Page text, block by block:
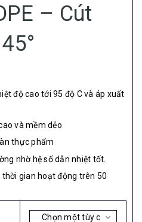
– Cút
độ cao tới 95 độ C và áp xuất
và mềm dẻo
thực phẩm
nhờ hệ số dẫn nhiệt tốt.
gian hoạt động trên 50